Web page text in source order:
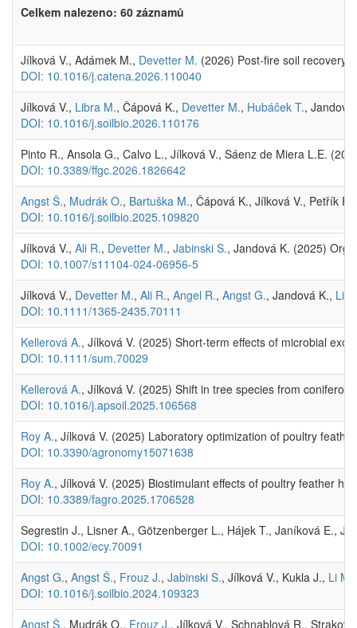
Celkem nalezeno: 60 záznamů
Jílková V., Adámek M., Devetter M. (2026) Post-fire soil recovery
DOI: 10.1016/j.catena.2026.110040
Jílková V., Libra M., Čápová K., Devetter M., Hubáček T.,
DOI: 10.1016/j.soilbio.2026.110176
Pinto R., Ansola G., Calvo L., Jílková V., Sáenz de Miera L.E.
DOI: 10.3389/ffgc.2026.1826642
Angst Š., Mudrák O., Bartuška M., Čápová K., Jílková V., Petřík P.,
DOI: 10.1016/j.soilbio.2025.109820
Jílková V., Ali R., Devetter M., Jabinski S., Jandová K. (2025)
DOI: 10.1007/s11104-024-06956-5
Jílková V., Devetter M., Ali R., Angel R., Angst G., Jandová K.,
DOI: 10.1111/1365-2435.70111
Kellerová A., Jílková V. (2025) Short-term effects of microbial
DOI: 10.1111/sum.70029
Kellerová A., Jílková V. (2025) Shift in tree species from
DOI: 10.1016/j.apsoil.2025.106568
Roy A., Jílková V. (2025) Laboratory optimization of poultry
DOI: 10.3390/agronomy15071638
Roy A., Jílková V. (2025) Biostimulant effects of poultry feather
DOI: 10.3389/fagro.2025.1706528
Segrestin J., Lisner A., Götzenberger L., Hájek T., Janíková E.,
DOI: 10.1002/ecy.70091
Angst G., Angst Š., Frouz J., Jabinski S., Jílková V., Kukla J., Li M.
DOI: 10.1016/j.soilbio.2024.109323
Angst Š., Mudrák O., Frouz J., Jílková V., Schnablová R.,